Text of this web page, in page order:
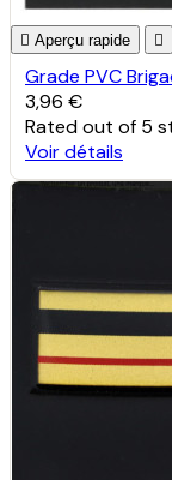
 Aperçu rapide 
Grade PVC
3,96 €
Ratedout of 5
Voir détails